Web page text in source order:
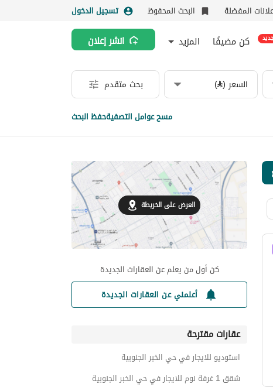
المفضلة البحث المحفوظ تسجيل الدخول
كن مضيفًا المزيد انشر إعلان
السعر (⃁) بحث متقدم
مسح عوامل التصفيةحفظ البحث
العرض على الخريطة
كن أول من يعلم عن العقارات الجديدة
أعلمني عن العقارات الجديدة
عقارات مقترحة
استوديو للايجار في حي الخبر الجنوبية
شقق 1 غرفة نوم للايجار في حي الخبر الجنوبية